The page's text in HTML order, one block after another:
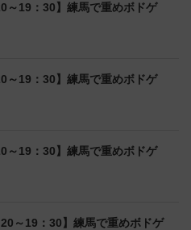
～19：30】練馬で重めボドゲ
～19：30】練馬で重めボドゲ
～19：30】練馬で重めボドゲ
20～19：30】練馬で重めボドゲ